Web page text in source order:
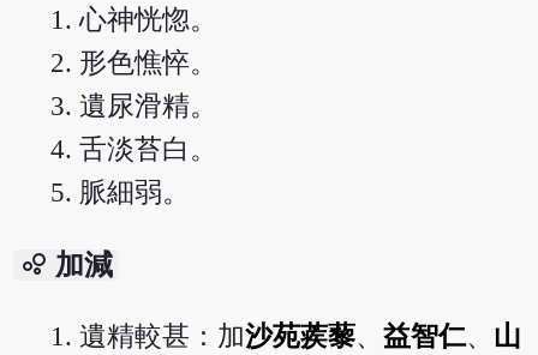
心神恍惚。
形色憔悴。
遺尿滑精。
舌淡苔白。
脈細弱。
bubble_chart 加減
遺精較甚：加沙苑蒺藜、益智仁、 山